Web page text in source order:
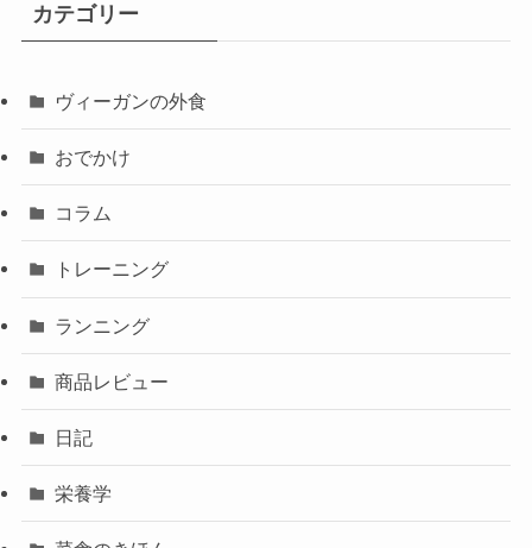
カテゴリー
ヴィーガンの外食
おでかけ
コラム
トレーニング
ランニング
商品レビュー
日記
栄養学